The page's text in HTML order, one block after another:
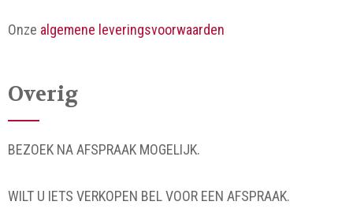
Onze algemene leveringsvoorwaarden
Overig
BEZOEK NA AFSPRAAK MOGELIJK.
WILT U IETS VERKOPEN BEL VOOR EEN AFSPRAAK.